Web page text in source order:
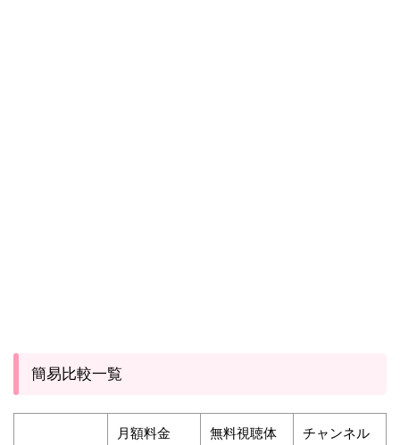
簡易比較一覧
月額料金
無料視聴体
チャンネル